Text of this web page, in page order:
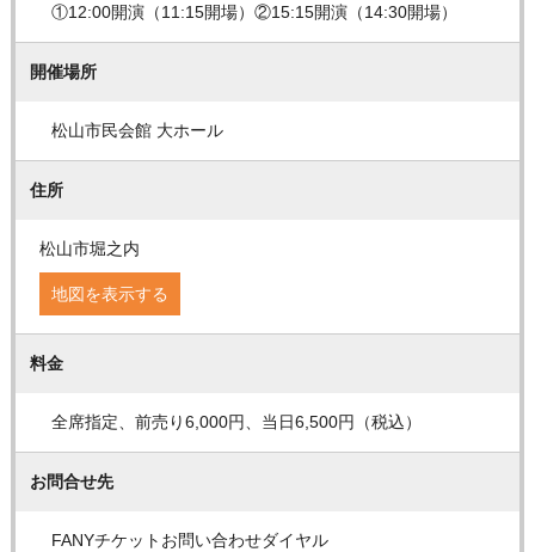
①12:00開演（11:15開場）②15:15開演（14:30開場）
開催場所
松山市民会館 大ホール
住所
松山市堀之内
地図を表示する
料金
全席指定、前売り6,000円、当日6,500円（税込）
お問合せ先
FANYチケットお問い合わせダイヤル